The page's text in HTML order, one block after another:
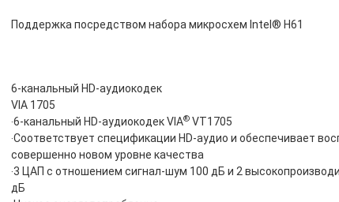
Поддержка посредством набора микросхем Intel® H61
6-канальный HD-аудиокодек
VIA 1705
‧6-канальный HD-аудиокодек VIA® VT1705
‧Соответствует спецификации HD-аудио и обеспечивает
совершенно новом уровне качества
‧3 ЦАП с отношением сигнал-шум 100 дБ и 2
дБ